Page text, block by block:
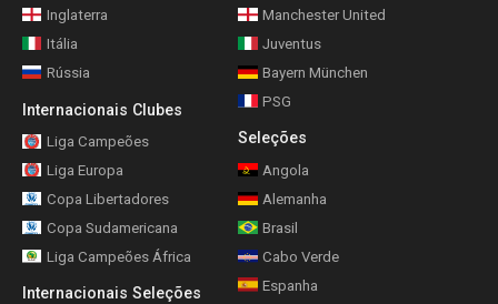
Inglaterra
Itália
Rússia
Internacionais Clubes
Liga Campeões
Liga Europa
Copa Libertadores
Copa Sudamericana
Liga Campeões África
Internacionais Seleções
Manchester United
Juventus
Bayern München
PSG
Seleções
Angola
Alemanha
Brasil
Cabo Verde
Espanha